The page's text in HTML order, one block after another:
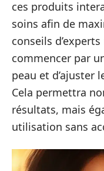
ces produits
soins afin de
conseils
commencer par
peau et d’ajuster
Cela permettra
résultats, mais
utilisation sans